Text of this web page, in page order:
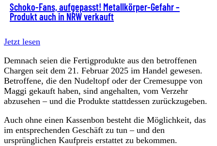
Schoko-Fans, aufgepasst! Metallkörper-Gefahr –
Produkt auch in NRW verkauft
Jetzt lesen
Demnach seien die Fertigprodukte aus den betroffenen
Chargen seit dem 21. Februar 2025 im Handel gewesen.
Betroffene, die den Nudeltopf oder der Cremesuppe von
Maggi gekauft haben, sind angehalten, vom Verzehr
abzusehen – und die Produkte stattdessen zurückzugeben.
Auch ohne einen Kassenbon besteht die Möglichkeit, das
im entsprechenden Geschäft zu tun – und den
ursprünglichen Kaufpreis erstattet zu bekommen.